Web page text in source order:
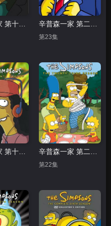
辛普森一家 第十八季 辛普森一家 第二十一季
第23集
辛普森一家 第十五季
第22集